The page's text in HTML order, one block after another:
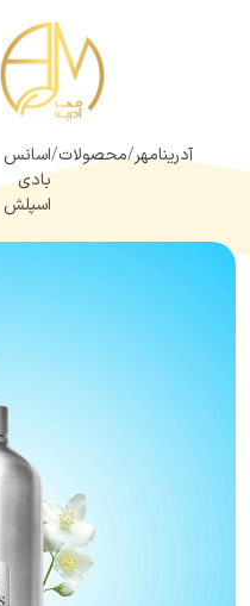
آدرینامهر محصولات اسانس
بادی
اسپلش